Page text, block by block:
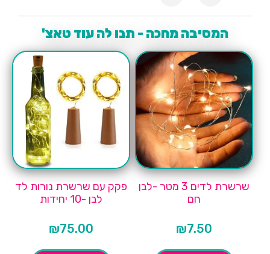
המסיבה מחכה - תנו לה עוד טאצ'
שרשרת לדים 3 מטר -לבן
חם
₪7.50
פקק עם שרשרת נורות לד
לבן -10 יחידות
₪75.00